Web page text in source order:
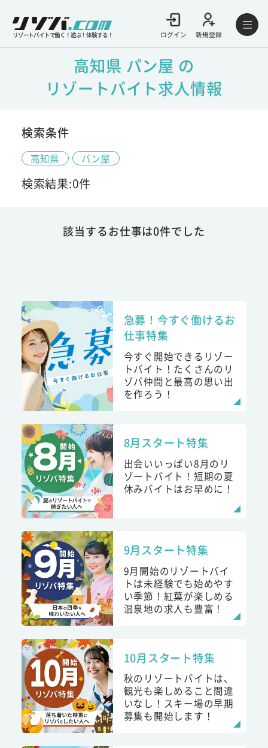
リゾートバイトで働く！遊ぶ！体験する！ ログイン 新規登録
高知県 パン屋 の
リゾートバイト求人情報
検索条件
高知県 パン屋
検索結果:0件
該当するお仕事は0件でした
急募！今すぐ働けるお
仕事特集
今すぐ開始できるリゾー
トバイト！たくさんのリ
ゾバ仲間と最高の思い出
を作ろう！
8月スタート特集
出会いいっぱい8月のリ
ゾートバイト！短期の夏
休みバイトはお早めに！
9月スタート特集
9月開始のリゾートバイ
トは未経験でも始めやす
い季節！紅葉が楽しめる
温泉地の求人も豊富！
10月スタート特集
秋のリゾートバイトは、
観光も楽しめること間違
いなし！スキー場の早期
募集も開始します！